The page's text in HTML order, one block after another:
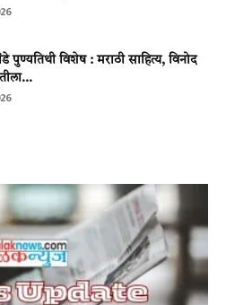
पुण्यतिथी विशेष : मराठी साहित्य, विनोद